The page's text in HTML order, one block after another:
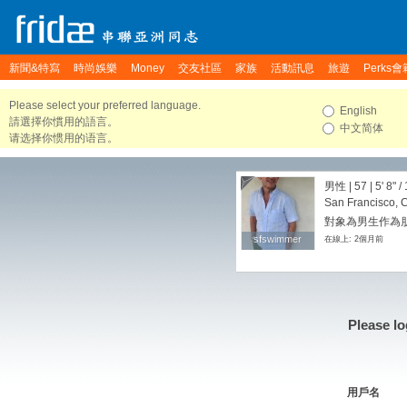
新聞&特寫 時尚娛樂 Money 交友社區 家族 活動訊息 旅遊 Perks會
Please select your preferred language.
請選擇你慣用的語言。
请选择你惯用的语言。
English
中文简体
sfswimmer
sfswimmer
男性 | 57 | 5' 8" /
San Francisco,
對象為男生作為
在線上: 2個月前
Please
用戶名